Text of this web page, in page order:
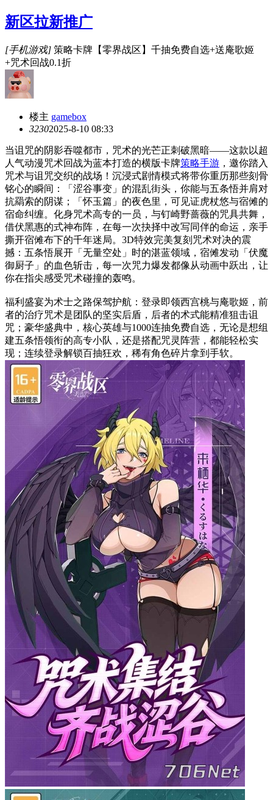
新区拉新推广
[手机游戏] 策略卡牌【零界战区】千抽免费自选+送庵歌姬
+咒术回战0.1折
楼主 gamebox
32302025-8-10 08:33
当诅咒的阴影吞噬都市，咒术的光芒正刺破黑暗——这款以超
人气动漫咒术回战为蓝本打造的横版卡牌策略手游 ，邀你踏入
咒术与诅咒交织的战场！沉浸式剧情模式将带你重历那些刻骨
铭心的瞬间：「涩谷事变」的混乱街头，你能与五条悟并肩对
抗羂索的阴谋；「怀玉篇」的夜色里，可见证虎杖悠与宿傩的
宿命纠缠。化身咒术高专的一员，与钉崎野蔷薇的咒具共舞，
借伏黑惠的式神布阵，在每一次抉择中改写同伴的命运，亲手
撕开宿傩布下的千年迷局。3D特效完美复刻咒术对决的震
撼：五条悟展开「无量空处」时的湛蓝领域，宿傩发动「伏魔
御厨子」的血色斩击，每一次咒力爆发都像从动画中跃出，让
你在指尖感受咒术碰撞的轰鸣。
福利盛宴为术士之路保驾护航：登录即领西宫桃与庵歌姬，前
者的治疗咒术是团队的坚实后盾，后者的术式能精准狙击诅
咒；豪华盛典中，核心英雄与1000连抽免费自选，无论是想组
建五条悟领衔的高专小队，还是搭配咒灵阵营，都能轻松实
现；连续登录解锁百抽狂欢，稀有角色碎片拿到手软。